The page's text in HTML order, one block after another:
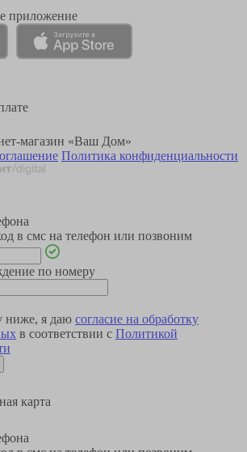
приложение
магазин «Ваш Дом»
Политика конфиденциальности
в смс на телефон или позвоним
по номеру
ниже, я даю согласие на обработку
в соответствии с Политикой
карта